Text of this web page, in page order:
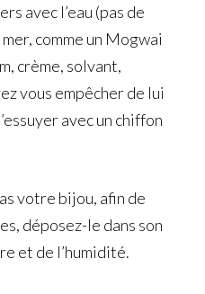
avec l’eau (pas de
comme un Mogwai
crème, solvant,
vous empêcher de lui
avec un chiffon
votre bijou, afin de
déposez-le dans son
et de l’humidité.